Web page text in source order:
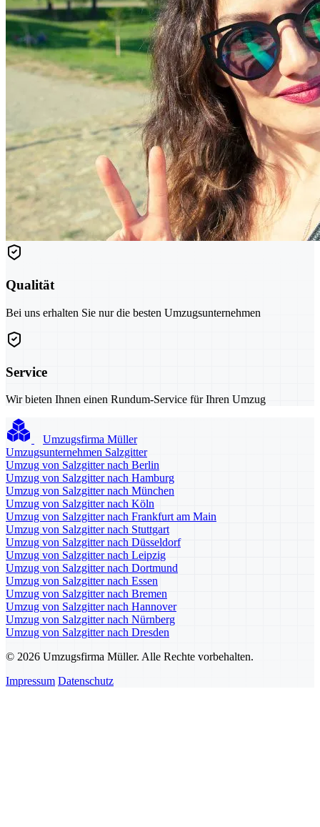
Qualität
Bei uns erhalten Sie nur die besten Umzugsunternehmen
Service
Wir bieten Ihnen einen Rundum-Service für Ihren Umzug
Umzugsfirma Müller
Umzugsunternehmen Salzgitter
Umzug von Salzgitter nach Berlin
Umzug von Salzgitter nach Hamburg
Umzug von Salzgitter nach München
Umzug von Salzgitter nach Köln
Umzug von Salzgitter nach Frankfurt am Main
Umzug von Salzgitter nach Stuttgart
Umzug von Salzgitter nach Düsseldorf
Umzug von Salzgitter nach Leipzig
Umzug von Salzgitter nach Dortmund
Umzug von Salzgitter nach Essen
Umzug von Salzgitter nach Bremen
Umzug von Salzgitter nach Hannover
Umzug von Salzgitter nach Nürnberg
Umzug von Salzgitter nach Dresden
© 2026 Umzugsfirma Müller. Alle Rechte vorbehalten.
Impressum Datenschutz